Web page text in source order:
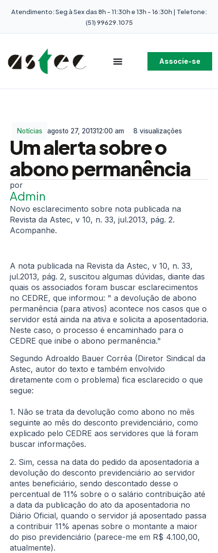
Atendimento: Seg à Sex das 8h - 11:30h e 13h - 16:30h | Telefone:
(51) 99629.1075
Associe-se
Notícias agosto 27, 201312:00 am 8 visualizações
Um alerta sobre o
abono permanência
Admin
Novo esclarecimento sobre nota publicada na
Revista da Astec, v 10, n. 33, jul.2013, pág. 2.
Acompanhe.
A nota publicada na Revista da Astec, v 10, n. 33,
jul.2013, pág. 2, suscitou algumas dúvidas, diante das
quais os associados foram buscar esclarecimentos
no CEDRE, que informou: " a devolução de abono
permanência (para ativos) acontece nos casos que o
servidor está ainda na ativa e solicita a aposentadoria.
Neste caso, o processo é encaminhado para o
CEDRE que inibe o abono permanência."
Segundo Adroaldo Bauer Corrêa (Diretor Sindical da
Astec, autor do texto e também envolvido
diretamente com o problema) fica esclarecido o que
segue:
1. Não se trata da devolução como abono no mês
seguinte ao mês do desconto previdenciário, como
explicado pelo CEDRE aos servidores que lá foram
buscar informações.
2. Sim, cessa na data do pedido da aposentadoria a
devolução do desconto previdenciário ao servidor
antes beneficiário, sendo descontado desse o
percentual de 11% sobre o o salário contribuição até
a data da publicação do ato da aposentadoria no
Diário Oficial, quando o servidor já aposentado passa
a contribuir 11% apenas sobre o montante a maior
do piso previdenciário (parece-me em R$ 4.100,00,
atualmente).